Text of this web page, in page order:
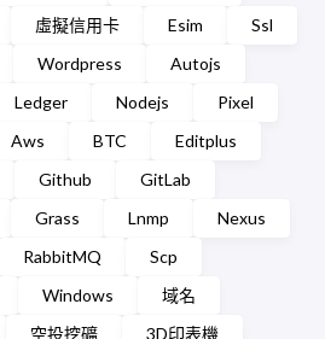
虛擬信用卡 Esim
Ssl
Wordpress
Autojs
Ledger Nodejs
Pixel
Aws BTC
Editplus
Github
GitLab
Grass Lnmp
Nexus
RabbitMQ
Scp
Windows
域名
空投挖礦 3D印表機